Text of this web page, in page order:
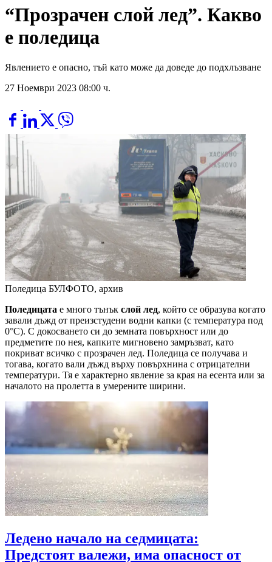
“Прозрачен слой лед”. Какво
е поледица
Явлението е опасно, тъй като може да доведе до подхлъзване
27 Ноември 2023 08:00 ч.
Поледица БУЛФОТО, архив
Поледицата е много тънък слой лед, който се образува когато
завали дъжд от преизстудени водни капки (с температура под
0°С). С докосването си до земната повърхност или до
предметите по нея, капките мигновено замръзват, като
покриват всичко с прозрачен лед. Поледица се получава и
тогава, когато вали дъжд върху повърхнина с отрицателни
температури. Тя е характерно явление за края на есента или за
началото на пролетта в умерените ширини.
Ледено начало на седмицата:
Предстоят валежи, има опасност от